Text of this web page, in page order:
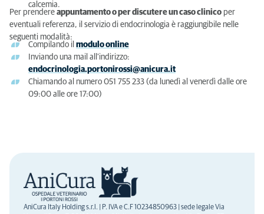
calcemia.
Per prendere appuntamento o per discutere un caso clinico per
eventuali referenza, il servizio di endocrinologia è raggiungibile nelle
seguenti modalità:
Compilando il modulo online
Inviando una mail all'indirizzo:
endocrinologia.portonirossi@anicura.it
Chiamando al numero 051 755 233 (da lunedì al venerdì dalle ore
09:00 alle ore 17:00)
AniCura Italy Holding s.r.l. | P. IVA e C.F 10234850963 | sede legale Via